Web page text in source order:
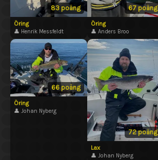
83 poäng
Öring
👤 Henrik Messfeldt
67 poäng
Öring
👤 Anders Broo
66 poäng
Öring
👤 Johan Nyberg
72 poäng
Lax
👤 Johan Nyberg